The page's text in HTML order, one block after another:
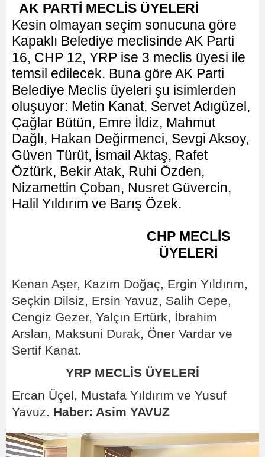
AK PARTİ MECLİS ÜYELERİ
Kesin olmayan seçim sonucuna göre
Kapaklı Belediye meclisinde AK Parti
16, CHP 12, YRP ise 3 meclis üyesi ile
temsil edilecek. Buna göre AK Parti
Belediye Meclis üyeleri şu isimlerden
oluşuyor: Metin Kanat, Servet Adıgüzel,
Çağlar Bütün, Emre İldiz, Mahmut
Dağlı, Hakan Değir­menci, Sevgi Aksoy,
Güven Türüt, İsmail Aktaş, Rafet
Öztürk, Bekir Atak, Ruhi Özden,
Nizamettin Çoban, Nusret Güvercin,
Halil Yıldırım ve Barış Özek.
CHP MECLİS
ÜYELERİ
Kenan Aşer, Kazım Doğaç, Ergin Yıldırım,
Seçkin Dilsiz, Ersin Yavuz, Salih Cepe,
Cengiz Gezer, Yalçın Ertürk, İbrahim
Arslan, Maksuni Durak, Öner Vardar ve
Sertif Kanat.
YRP MECLİS ÜYELERİ
Ercan Üçel, Mustafa Yıldırım ve Yusuf
Yavuz. Haber: Asim YAVUZ